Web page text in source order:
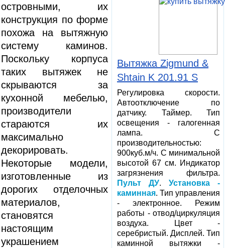
островными, их
конструкция по форме
похожа на вытяжную
систему каминов.
Поскольку корпуса
таких вытяжек не
скрываются за
кухонной мебелью,
производители
стараются их
максимально
декорировать.
Некоторые модели,
изготовленные из
дорогих отделочных
материалов,
становятся
настоящим
украшением
Вытяжка Zigmund &
Shtain K 201.91 S
Регулировка скорости.
Автоотключение по
датчику. Таймер. Тип
освещения - галогенная
лампа. С
производительностью:
900куб.м/ч. С минимальной
высотой 67 см. Индикатор
загрязнения фильтра.
Пульт ДУ. Установка -
каминная. Тип управления
- электронное. Режим
работы - отвод/циркуляция
воздуха. Цвет -
серебристый. Дисплей. Тип
каминной вытяжки -